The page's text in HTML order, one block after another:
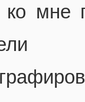
ко мне